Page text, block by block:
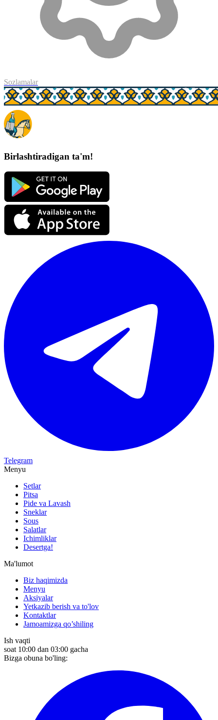
Sozlamalar
Birlashtiradigan ta'm!
Telegram
Menyu
Setlar
Pitsa
Pide va Lavash
Sneklar
Sous
Salatlar
Ichimliklar
Desertga!
Ma'lumot
Biz haqimizda
Menyu
Aksiyalar
Yetkazib berish va to'lov
Kontaktlar
Jamoamizga qo’shiling
Ish vaqti
soat 10:00 dan 03:00 gacha
Bizga obuna bo'ling: